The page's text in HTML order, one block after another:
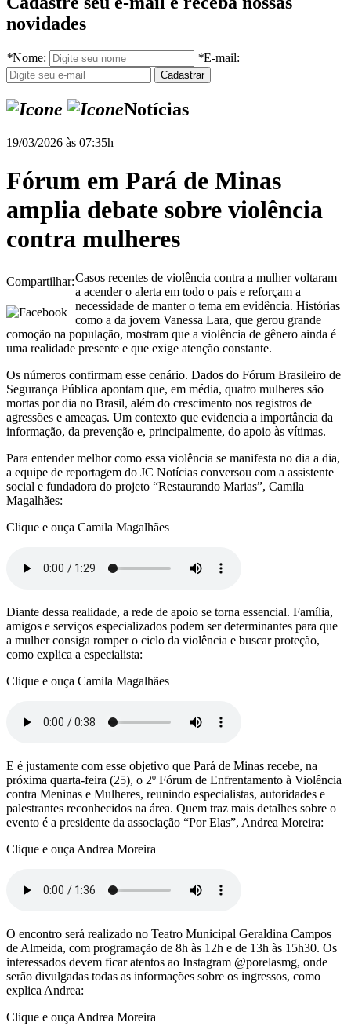
novidades
*Nome: *E-mail:
Notícias
19/03/2026 às 07:35h
Fórum em Pará de Minas
amplia debate sobre violência
contra mulheres
Compartilhar:Casos recentes de violência contra a mulher voltaram
a acender o alerta em todo o país e reforçam a
necessidade de manter o tema em evidência. Histórias
como a da jovem Vanessa Lara, que gerou grande
comoção na população, mostram que a violência de gênero ainda é
uma realidade presente e que exige atenção constante.
Os números confirmam esse cenário. Dados do Fórum Brasileiro de
Segurança Pública apontam que, em média, quatro mulheres são
mortas por dia no Brasil, além do crescimento nos registros de
agressões e ameaças. Um contexto que evidencia a importância da
informação, da prevenção e, principalmente, do apoio às vítimas.
Para entender melhor como essa violência se manifesta no dia a dia,
a equipe de reportagem do JC Notícias conversou com a assistente
social e fundadora do projeto “Restaurando Marias”, Camila
Magalhães:
Clique e ouça Camila Magalhães
Diante dessa realidade, a rede de apoio se torna essencial. Família,
amigos e serviços especializados podem ser determinantes para que
a mulher consiga romper o ciclo da violência e buscar proteção,
como explica a especialista:
Clique e ouça Camila Magalhães
E é justamente com esse objetivo que Pará de Minas recebe, na
próxima quarta-feira (25), o 2º Fórum de Enfrentamento à Violência
contra Meninas e Mulheres, reunindo especialistas, autoridades e
palestrantes reconhecidos na área. Quem traz mais detalhes sobre o
evento é a presidente da associação “Por Elas”, Andrea Moreira:
Clique e ouça Andrea Moreira
O encontro será realizado no Teatro Municipal Geraldina Campos
de Almeida, com programação de 8h às 12h e de 13h às 15h30. Os
interessados devem ficar atentos ao Instagram @porelasmg, onde
serão divulgadas todas as informações sobre os ingressos, como
explica Andrea:
Clique e ouça Andrea Moreira